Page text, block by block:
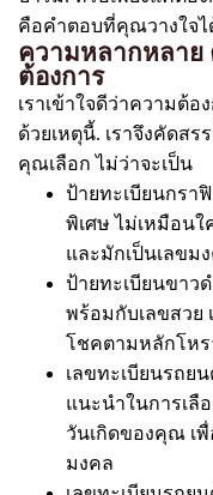
คือคำตอบที่คุณวางใจไ
ความหลากหลาย
ต้องการ
เราเข้าใจดีว่าความต้
ด้วยเหตุนี้. เราจึงคัดส
คุณเลือก ไม่ว่าจะเป็น
ป้ายทะเบียนกรา
พิเศษ ไม่เหมือนใ
และมักเป็นเลขม
ป้ายทะเบียนขาว
พร้อมกับเลขสวย
โชคตามหลักโหร
เลขทะเบียนรถย
แนะนำในการเลื
วันเกิดของคุณ เ
มงคล